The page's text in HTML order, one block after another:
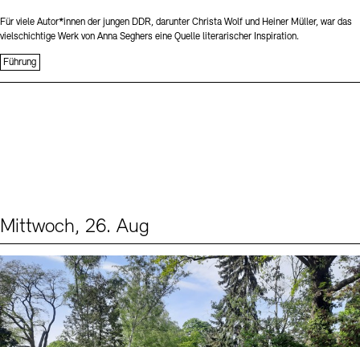
Für viele Autor*innen der jungen DDR, darunter Christa Wolf und Heiner Müller, war das
vielschichtige Werk von Anna Seghers eine Quelle literarischer Inspiration.
Führung
Mittwoch, 26. Aug